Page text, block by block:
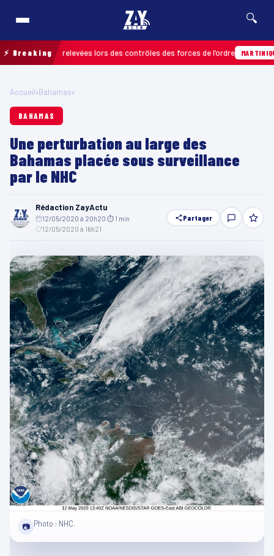
🔍
⚡ Breakingrelevées lors des contrôles des forces de l’ordre MARTINIQUE
Accueil›Bahamas›
BAHAMAS
Une perturbation au large des
Bahamas placée sous surveillance
par le NHC
Rédaction ZayActu
12/05/2020 à 20h20 ⏱ 1 min
12/05/2020 à 16h21
Partager
📷 Photo : NHC.